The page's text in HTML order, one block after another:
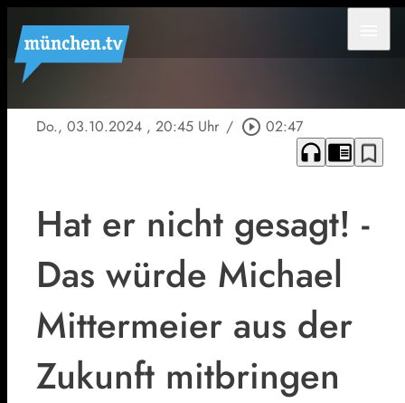
Do., 03.10.2024 , 20:45 Uhr / play_circle_outline 02:47
headphones chrome_reader_mode bookmark_border
Hat er nicht gesagt! -
Das würde Michael
Mittermeier aus der
Zukunft mitbringen